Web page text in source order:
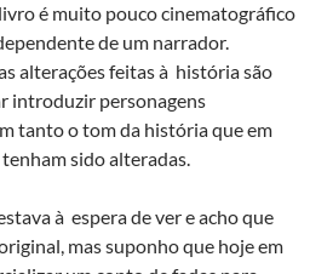
é muito pouco cinematográfico
de um narrador.
alterações feitas à história são
introduzir personagens
tanto o tom da história que em
sido alteradas.
à espera de ver e acho que
mas suponho que hoje em